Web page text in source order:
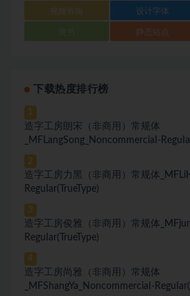
视频剪辑 设计字体
静态站点
下载热度排行榜
1
造字工房朗宋（非商用）常规体
_MFLangSong_NoncommerciaI-
2
造字工房力黑（非商用）常规体
ReguIar(TrueType)
3
造字工房俊雅（非商用）常规体
ReguIar(TrueType)
4
造字工房尚雅（非商用）常规体
_MFShangYa_NoncommerciaI-